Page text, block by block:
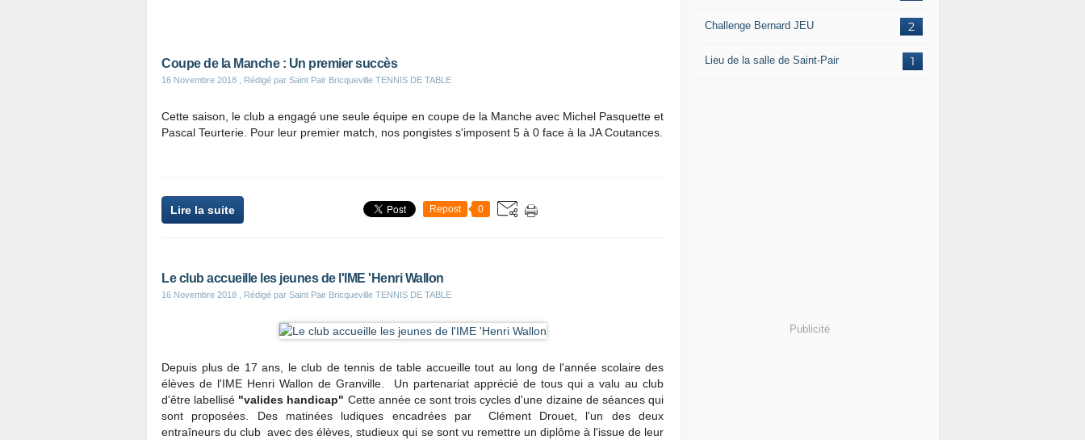
Coupe de la Manche : Un premier succès
16 Novembre 2018 , Rédigé par Saint Pair Bricqueville TENNIS DE TABLE
Cette saison, le club a engagé une seule équipe en coupe de la Manche avec Michel Pasquette et
Pascal Teurterie. Pour leur premier match, nos pongistes s'imposent 5 à 0 face à la JA Coutances.
Lire la suite Repost 0
Le club accueille les jeunes de l'IME 'Henri Wallon
16 Novembre 2018 , Rédigé par Saint Pair Bricqueville TENNIS DE TABLE
Depuis plus de 17 ans, le club de tennis de table accueille tout au long de l'année scolaire des
élèves de l'IME Henri Wallon de Granville. Un partenariat apprécié de tous qui a valu au club
d'être labellisé "valides handicap" Cette année ce sont trois cycles d'une dizaine de séances qui
sont proposées. Des matinées ludiques encadrées par Clément Drouet, l'un des deux
entraîneurs du club avec des élèves, studieux qui se sont vu remettre un diplôme à l'issue de leur
2
Challenge Bernard JEU
1
Lieu de la salle de Saint-Pair
Publicité